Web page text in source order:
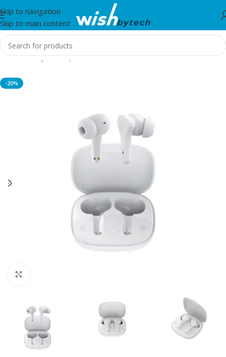
Skip to navigation
Skip to main content
Home/Kufje dhe Spiker
-20%